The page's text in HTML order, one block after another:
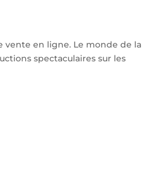
vente en ligne. Le monde de la
spectaculaires sur les